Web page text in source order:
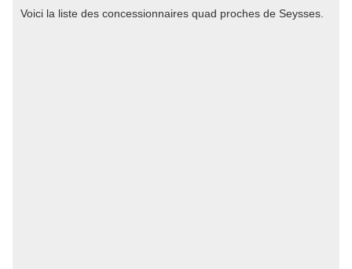
Voici la liste des concessionnaires quad proches de Seysses.